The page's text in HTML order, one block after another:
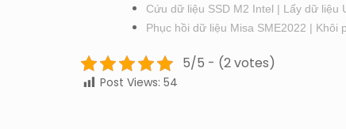
Cứu dữ liệu SSD M2 Intel | Lấy dữ liệu
Phục hồi dữ liệu Misa SME2022 | Khôi
5/5 - (2 votes)
Post Views: 54